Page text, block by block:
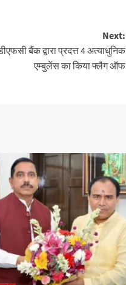
Next:
बैंक द्वारा प्रदत्त 4 अत्याधुनिक
एम्बुलेंस का किया फ्लैग ऑफ